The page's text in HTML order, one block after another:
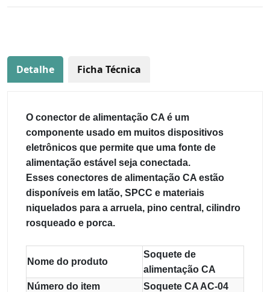
Detalhe Ficha Técnica
O conector de alimentação CA é um
componente usado em muitos dispositivos
eletrônicos que permite que uma fonte de
alimentação estável seja conectada.
Esses conectores de alimentação CA estão
disponíveis em latão, SPCC e materiais
niquelados para a arruela, pino central, cilindro
rosqueado e porca.
Nome do produto
Soquete de
alimentação CA
Número do item
Soquete CA AC-04